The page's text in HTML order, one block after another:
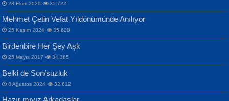
MAHMUT GÜRBÜZ
İbrahim Olmak ve Bitirebilmek...
Songül Özel
Mahzen...
NAZIM HİKMET RAN
Bir Cezaevinde, Tecritteki Adamın
Mektupları...
28 Ekim 2020 35,722
Mehmet Çetin Vefat Yıldönümünde Anılıyor
25 Kasım 2024 35,628
Birdenbire Her Şey Aşk
25 Mayıs 2017 34,365
Belki de Son/suzluk
8 Ağustos 2024 32,612